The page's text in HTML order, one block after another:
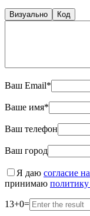
Визуально Код
Ваш Email*
Ваше имя*
Ваш телефон
Ваш город
Я даю согласие
принимаю
13+0=